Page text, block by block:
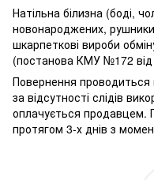
Натільна білизна (боді,
новонароджених,
шкарпеткові вироби
(постанова КМУ №172
Повернення проводиться
за відсутності слідів
оплачується продавцем.
протягом 3-х днів з